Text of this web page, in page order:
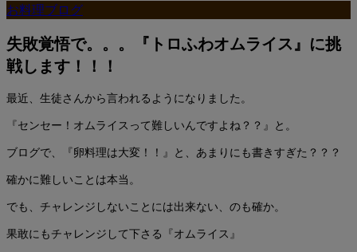
お料理ブログ
失敗覚悟で。。。『トロふわオムライス』に挑
戦します！！！
最近、生徒さんから言われるようになりました。
『センセー！オムライスって難しいんですよね？？』と。
ブログで、『卵料理は大変！！』と、あまりにも書きすぎた？？？
確かに難しいことは本当。
でも、チャレンジしないことには出来ない、のも確か。
果敢にもチャレンジして下さる『オムライス』